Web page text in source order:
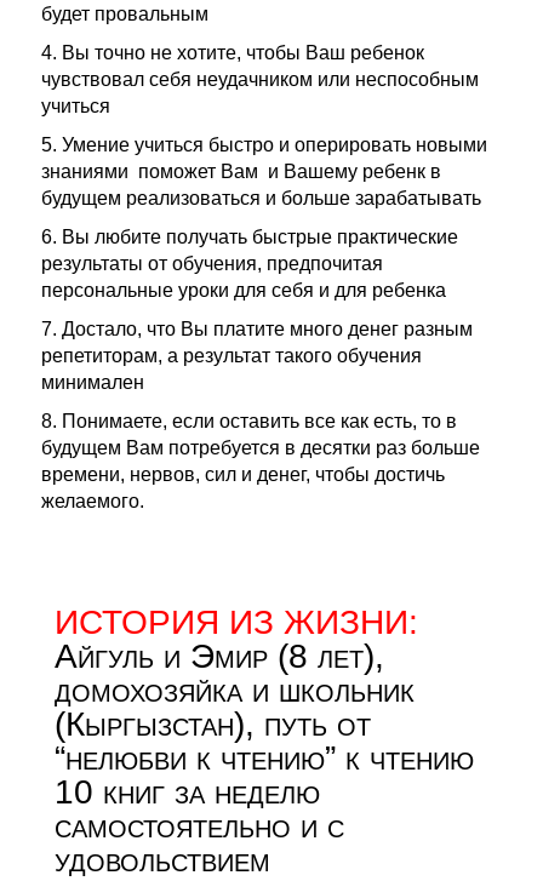
будет провальным
4. Вы точно не хотите, чтобы Ваш ребенок
чувствовал себя неудачником или неспособным
учиться
5. Умение учиться быстро и оперировать новыми
знаниями поможет Вам и Вашему ребенк в
будущем реализоваться и больше зарабатывать
6. Вы любите получать быстрые практические
результаты от обучения, предпочитая
персональные уроки для себя и для ребенка
7. Достало, что Вы платите много денег разным
репетиторам, а результат такого обучения
минимален
8. Понимаете, если оставить все как есть, то в
будущем Вам потребуется в десятки раз больше
времени, нервов, сил и денег, чтобы достичь
желаемого.
ИСТОРИЯ ИЗ ЖИЗНИ:
Айгуль и Эмир (8 лет),
домохозяйка и школьник
(Кыргызстан), путь от
“нелюбви к чтению” к чтению
10 книг за неделю
самостоятельно и с
удовольствием